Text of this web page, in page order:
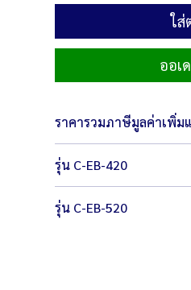
ใส่
ออเ
ราคารวมภาษีมูลค่าเพิ่ม
รุ่น C-EB-420
น้ำหนัก 35 กิโลกรัม
รุ่น C-EB-520